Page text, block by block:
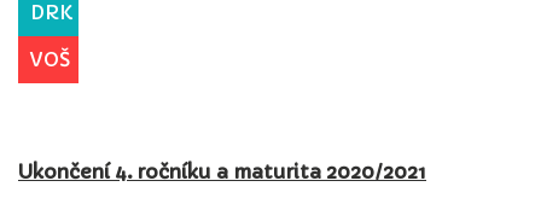
DRK
VOŠ
Ukončení 4. ročníku a maturita 2020/2021